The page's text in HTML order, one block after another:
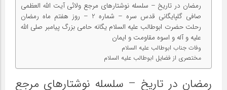
رمضان در تاریخ – سلسله نوشتارهای مرجع ولائی آیت الله العظمی
صافی گلپایگانی قدس سره – شماره 2 – روز هفتم ماه رمضان
رحلت حضرت ابوطالب علیه السلام یگانه حامی بزرگ پیامبر صلی الله
علیه و آله و اسوه مقاومت و ایمان
وفات جناب ابوطالب علیه السلام
مختصری از فضایل ابوطالب علیه السلام
رمضان در تاریخ – سلسله نوشتارهای مرجع